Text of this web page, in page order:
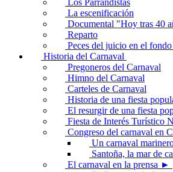
Los Parrandistas
La escenificación
Documental "Hoy tras 40
Reparto
Peces del juicio en el
Historia del Carnaval
Pregoneros del Carnaval
Himno del Carnaval
Carteles de Carnaval
Historia de una fiesta
El resurgir de una fiesta
Fiesta de Interés Turístico
Congreso del carnaval en
Un carnaval
Santoña, la mar de
El carnaval en la prensa ►